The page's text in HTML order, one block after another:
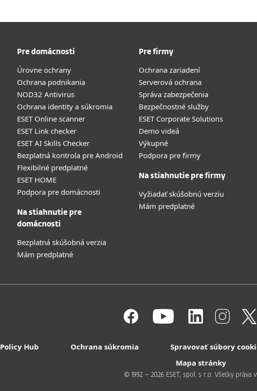
Pre domácnosti
Úrovne ochrany
Ochrana podnikania
NOD32 Antivirus
Ochrana identity a súkromia
ESET Online scanner
ESET Link checker
ESET AI Skills Checker
Bezplatná kontrola pre Android
Flexibilné predplatné
ESET HOME
Podpora pre domácnosti
Na stiahnutie pre
domácnosti
Bezplatná skúšobná verzia
Mám predplatné
Pre firmy
Ochrana zariadení
Serverová ochrana
Správa zabezpečenia
Bezpečnostné služby
ESET Corporate Solutions
Demo videá
Výkupné
Podpora pre firmy
Na stiahnutie pre firmy
Vyžiadať skúšobnú verziu
Mám predplatné
Policy Hub Ochrana súkromia Spravovať súbory
Mapa stránky
© 1992 – 2026 ESET, spol. s r.o. Všetky práva